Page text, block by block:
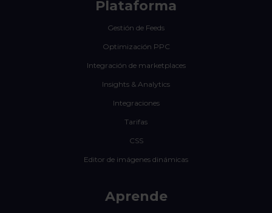
Plataforma
Gestión de Feeds
Optimización PPC
Integración de marketplaces
Insights & Analytics
Integraciones
Tarifas
CSS
Editor de imágenes dinámicas
Aprende